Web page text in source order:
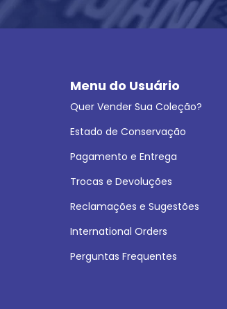
Menu do Usuário
Quer Vender Sua Coleção?
Estado de Conservação
Pagamento e Entrega
Trocas e Devoluções
Reclamações e Sugestões
International Orders
Perguntas Frequentes